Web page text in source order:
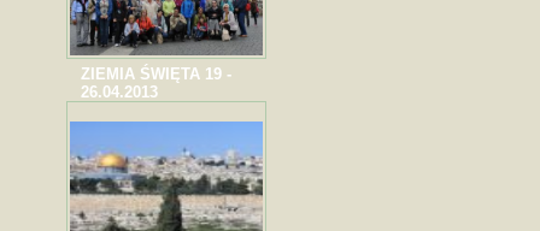
ZIEMIA ŚWIĘTA 19 -
26.04.2013